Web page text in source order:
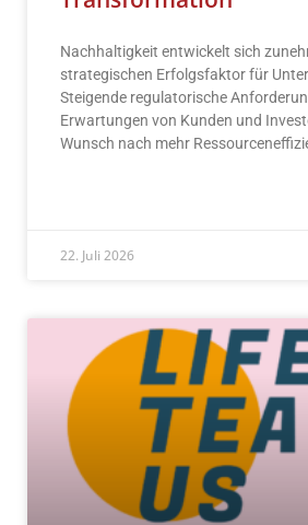
Nachhaltigkeit entwickelt sich
strategischen Erfolgsfaktor für
Steigende regulatorische
Erwartungen von Kunden und
Wunsch nach mehr
22. Juli 2026